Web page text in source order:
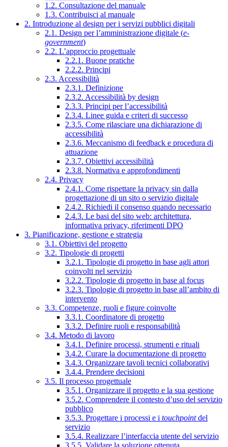
1.2. Consultazione del manuale
1.3. Contribuisci al manuale
2. Introduzione al design per i servizi pubblici digitali
2.1. Design per l’amministrazione digitale (e-
government)
2.2. L’approccio progettuale
2.2.1. Buone pratiche
2.2.2. Principi
2.3. Accessibilità
2.3.1. Definizione
2.3.2. Accessibilità by design
2.3.3. Principi per l’accessibilità
2.3.4. Linee guida e criteri di successo
2.3.5. Come rilasciare una dichiarazione di
accessibilità
2.3.6. Meccanismo di feedback e procedura di
attuazione
2.3.7. Obiettivi accessibilità
2.3.8. Normativa e approfondimenti
2.4. Privacy
2.4.1. Come rispettare la privacy sin dalla
progettazione di un sito o servizio digitale
2.4.2. Richiedi il consenso quando necessario
2.4.3. Le basi del sito web: architettura,
informativa privacy, riferimenti DPO
3. Pianificazione, gestione e strategia
3.1. Obiettivi del progetto
3.2. Tipologie di progetti
3.2.1. Tipologie di progetto in base agli attori
coinvolti nel servizio
3.2.2. Tipologie di progetto in base al focus
3.2.3. Tipologie di progetto in base all’ambito di
intervento
3.3. Competenze, ruoli e figure coinvolte
3.3.1. Coordinatore di progetto
3.3.2. Definire ruoli e responsabilità
3.4. Metodo di lavoro
3.4.1. Definire processi, strumenti e rituali
3.4.2. Curare la documentazione di progetto
3.4.3. Organizzare tavoli tecnici collaborativi
3.4.4. Prendere decisioni
3.5. Il processo progettuale
3.5.1. Organizzare il progetto e la sua gestione
3.5.2. Comprendere il contesto d’uso del servizio
pubblico
3.5.3. Progettare i processi e i touchpointdel
servizio
3.5.4. Realizzare l’interfaccia utente del servizio
3.5.5. Validare la soluzione ottenuta